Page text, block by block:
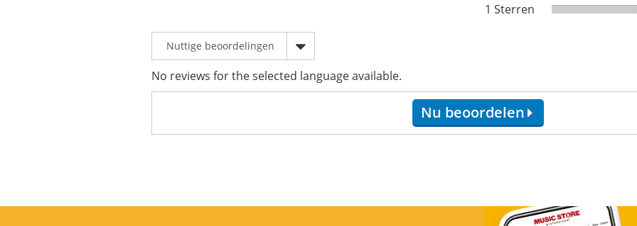
1 Sterren
No reviews for the selected language available.
Nu beoordelen